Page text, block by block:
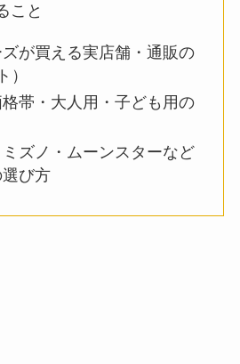
こと
が買える実店舗・通販の
）
帯・大人用・子ども用の
ズノ・ムーンスターなど
び方